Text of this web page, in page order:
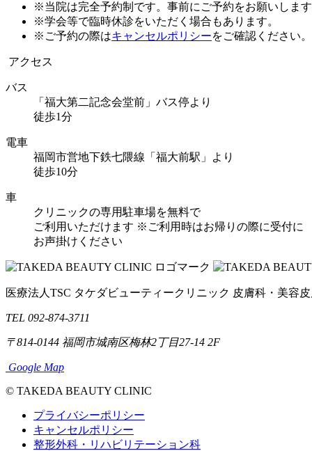
※当院は完全予約制です。事前にご予約をお願いしま
※学会等で臨時休診をいただく場合もあります。
※ご予約の際はキャンセルポリシーをご確認ください。
アクセス
バス
「福大第二記念会堂前」バス停より
徒歩1分
電車
福岡市営地下鉄七隈線「福大前駅」より
徒歩10分
車
クリニックの専用駐車場を無料で
ご利用いただけます ※ご利用時はお帰りの際に受付に
お声掛けください
医療法人TSC タケダビューティークリニック 皮膚科・美容
TEL 092-874-3711
〒814-0144 福岡市城南区梅林2丁目27-14 2F
Google Map
© TAKEDA BEAUTY CLINIC
プライバシーポリシー
キャンセルポリシー
整形外科・リハビリテーション科